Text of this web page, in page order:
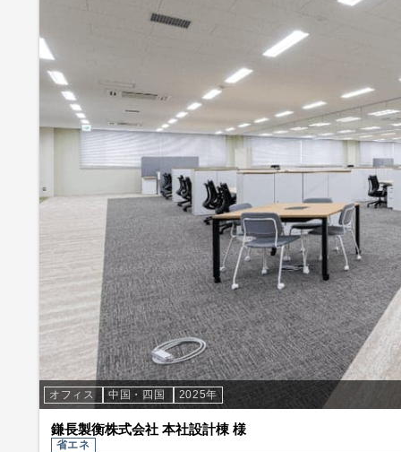
オフィス 中国・四国 2025年
鎌長製衡株式会社 本社設計棟 様
省エネ